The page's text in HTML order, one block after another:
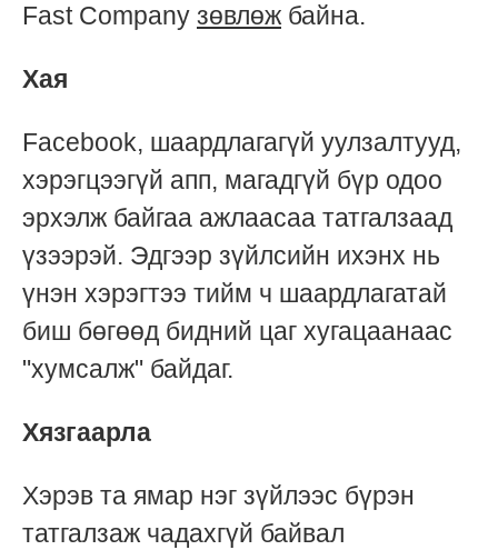
Fast Company зөвлөж байна.
Хая
Facebook, шаардлагагүй уулзалтууд,
хэрэгцээгүй апп, магадгүй бүр одоо
эрхэлж байгаа ажлаасаа татгалзаад
үзээрэй. Эдгээр зүйлсийн ихэнх нь
үнэн хэрэгтээ тийм ч шаардлагатай
биш бөгөөд бидний цаг хугацаанаас
"хумсалж" байдаг.
Хязгаарла
Хэрэв та ямар нэг зүйлээс бүрэн
татгалзаж чадахгүй байвал